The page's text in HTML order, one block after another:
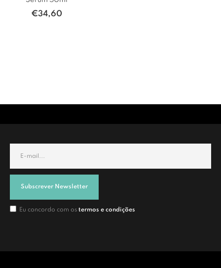
€34,60
Subscrever Newsletter
Eu concordo com os termos e condições